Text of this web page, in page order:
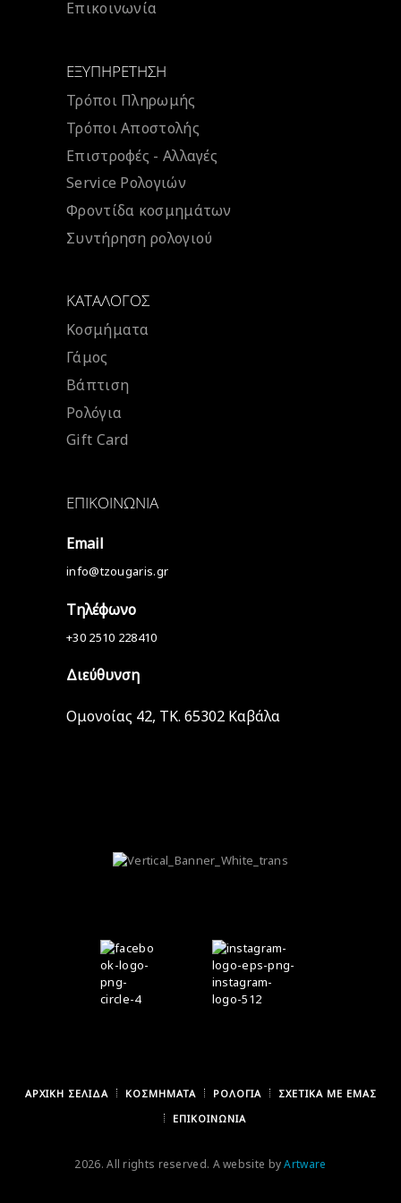
Επικοινωνία
ΕΞΥΠΗΡΈΤΗΣΗ
Τρόποι Πληρωμής
Τρόποι Αποστολής
Επιστροφές - Αλλαγές
Service Ρολογιών
Φροντίδα κοσμημάτων
Συντήρηση ρολογιού
ΚΑΤΆΛΟΓΟΣ
Κοσμήματα
Γάμος
Βάπτιση
Ρολόγια
Gift Card
ΕΠΙΚΟΙΝΩΝΊΑ
Email
info@tzougaris.gr
Τηλέφωνο
+30 2510 228410
Διεύθυνση
Ομονοίας 42, ΤΚ. 65302 Καβάλα
ΑΡΧΙΚΉ ΣΕΛΊΔΑ ΚΟΣΜΉΜΑΤΑ ΡΟΛΌΓΙΑ
ΣΧΕΤΙΚΆ ΜΕ ΕΜΆΣ
ΕΠΙΚΟΙΝΩΝΊΑ
2026. All rights reserved. A website byArtware